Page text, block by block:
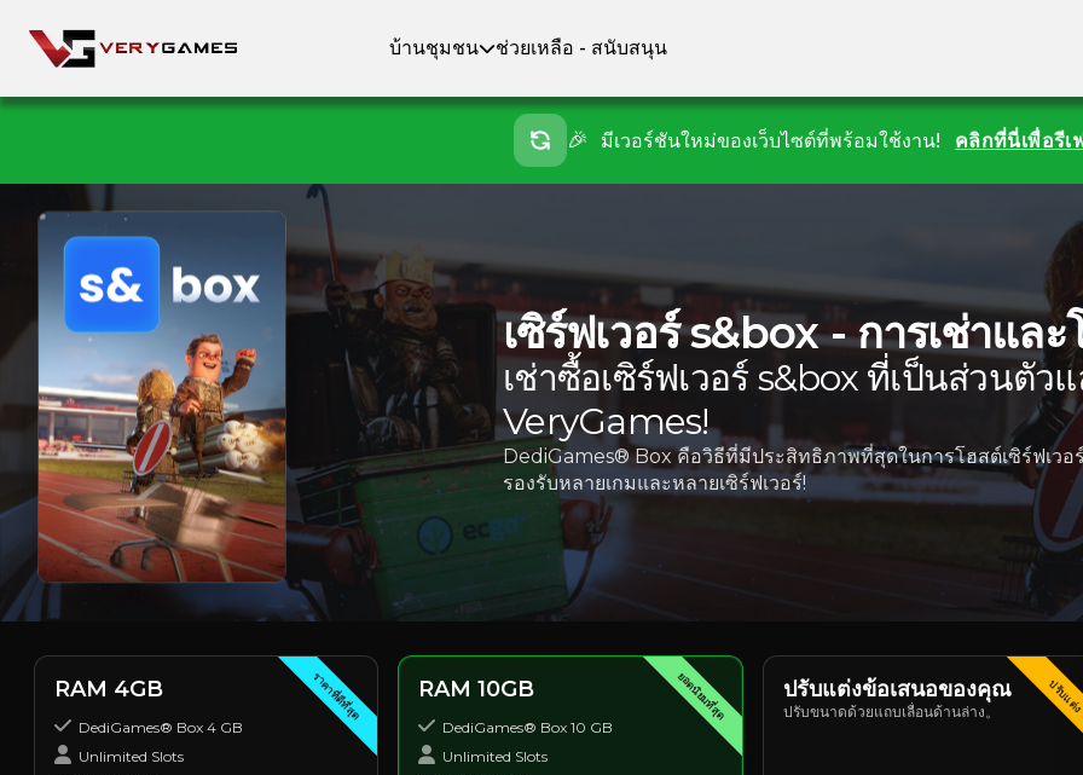
บ้านชุมชน ช่วยเหลือ - สนับสนุน
🎉 มีเวอร์ชันใหม่ของเว็บไซต์ที่พร้อมใช้งาน! คลิกที่นี่เพื่อรีเ
เซิร์ฟเวอร์ s&box - การเช่าและ
เช่าซื้อเซิร์ฟเวอร์ s&box ที่เป็นส่วนตัว
VeryGames!
DediGames® Box คือวิธีที่มีประสิทธิภาพที่สุดในการโฮสต์เซิร์ฟเว
รองรับหลายเกมและหลายเซิร์ฟเวอร์!
ราคาที่ดีที่สุด
RAM 4GB
DediGames® Box 4 GB
Unlimited Slots
ยอดนิยมที่สุด
RAM 10GB
DediGames® Box 10 GB
Unlimited Slots
ปรับแ
ปรับแต่งข้อเสนอของคุณ
ปรับขนาดด้วยแถบเลื่อนด้านล่าง。